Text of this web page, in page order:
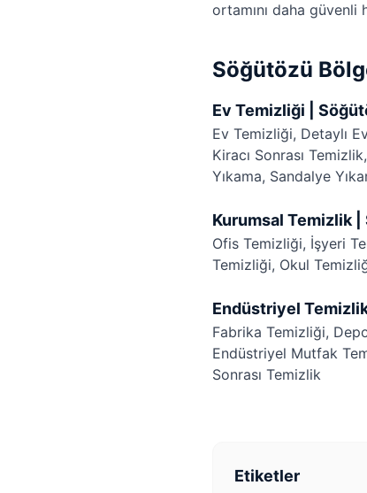
ortamını daha güvenli
Söğütözü
Ev Temizliği |
Ev Temizliği, Detaylı
Kiracı Sonrası Temizlik,
Yıkama, Sandalye
Kurumsal Temizlik |
Ofis Temizliği, İşyeri
Temizliği, Okul
Endüstriyel
Fabrika Temizliği,
Endüstriyel Mutfak
Sonrası Temizlik
Etiketler